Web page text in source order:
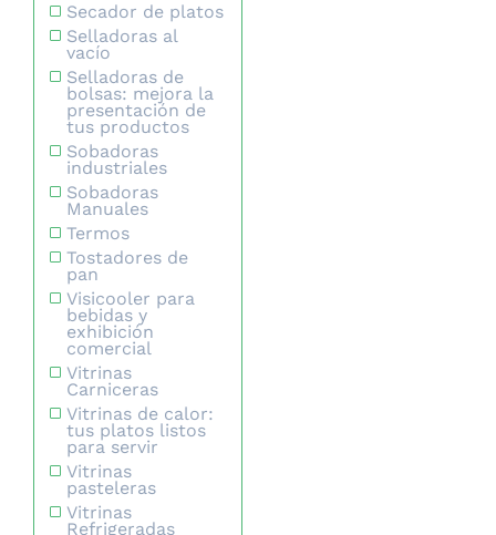
Secador de platos
Selladoras al
vacío
Selladoras de
bolsas: mejora la
presentación de
tus productos
Sobadoras
industriales
Sobadoras
Manuales
Termos
Tostadores de
pan
Visicooler para
bebidas y
exhibición
comercial
Vitrinas
Carniceras
Vitrinas de calor:
tus platos listos
para servir
Vitrinas
pasteleras
Vitrinas
Refrigeradas